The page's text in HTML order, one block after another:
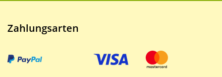
Zahlungsarten